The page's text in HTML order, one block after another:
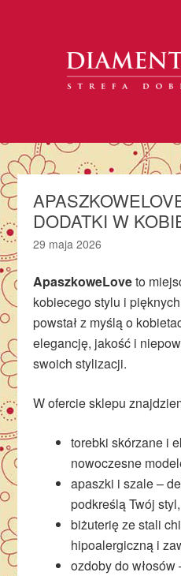
DODATKI W
29 maja 2026
ApaszkoweLoveto
kobiecego stylu i
powstał z myślą o
elegancję, jakość i
swoich stylizacji.
W ofercie sklepu
torebki skórzane i
nowoczesne
apaszki i szale –
podkreślą Twój styl,
biżuterię ze stali
hipoalergiczną i
ozdoby do